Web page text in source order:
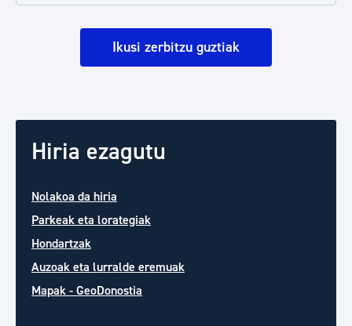
Ikusi zerbitzu guztiak
Hiria ezagutu
Nolakoa da hiria
Parkeak eta lorategiak
Hondartzak
Auzoak eta lurralde eremuak
Mapak - GeoDonostia